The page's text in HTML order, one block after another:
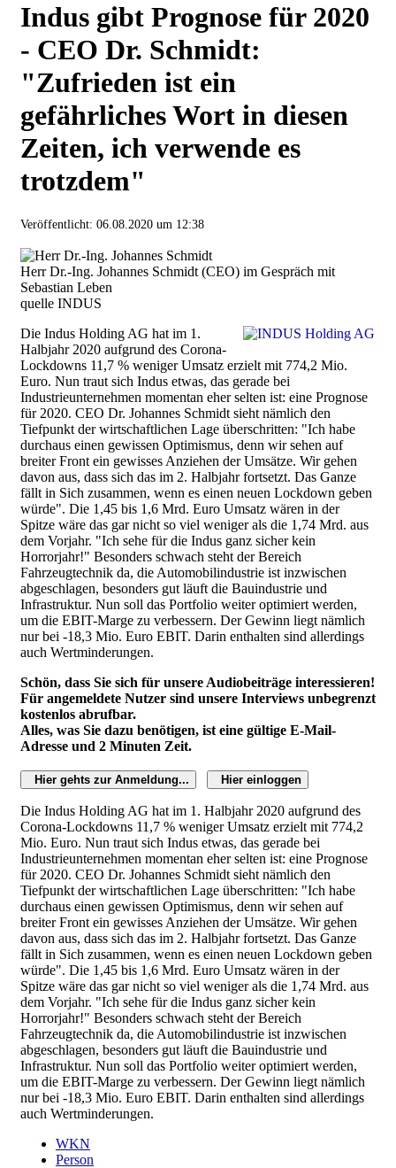
Indus gibt Prognose für 2020
- CEO Dr. Schmidt:
"Zufrieden ist ein
gefährliches Wort in diesen
Zeiten, ich verwende es
trotzdem"
Veröffentlicht: 06.08.2020 um 12:38
Herr Dr.-Ing. Johannes Schmidt (CEO) im Gespräch mit
Sebastian Leben
quelle INDUS
Die Indus Holding AG hat im 1.
Halbjahr 2020 aufgrund des Corona-
Lockdowns 11,7 % weniger Umsatz erzielt mit 774,2 Mio.
Euro. Nun traut sich Indus etwas, das gerade bei
Industrieunternehmen momentan eher selten ist: eine Prognose
für 2020. CEO Dr. Johannes Schmidt sieht nämlich den
Tiefpunkt der wirtschaftlichen Lage überschritten: "Ich habe
durchaus einen gewissen Optimismus, denn wir sehen auf
breiter Front ein gewisses Anziehen der Umsätze. Wir gehen
davon aus, dass sich das im 2. Halbjahr fortsetzt. Das Ganze
fällt in Sich zusammen, wenn es einen neuen Lockdown geben
würde". Die 1,45 bis 1,6 Mrd. Euro Umsatz wären in der
Spitze wäre das gar nicht so viel weniger als die 1,74 Mrd. aus
dem Vorjahr. "Ich sehe für die Indus ganz sicher kein
Horrorjahr!" Besonders schwach steht der Bereich
Fahrzeugtechnik da, die Automobilindustrie ist inzwischen
abgeschlagen, besonders gut läuft die Bauindustrie und
Infrastruktur. Nun soll das Portfolio weiter optimiert werden,
um die EBIT-Marge zu verbessern. Der Gewinn liegt nämlich
nur bei -18,3 Mio. Euro EBIT. Darin enthalten sind allerdings
auch Wertminderungen.
Schön, dass Sie sich für unsere Audiobeiträge interessieren!
Für angemeldete Nutzer sind unsere Interviews unbegrenzt
kostenlos abrufbar.
Alles, was Sie dazu benötigen, ist eine gültige E-Mail-
Adresse und 2 Minuten Zeit.
Hier gehts zur Anmeldung... Hier einloggen
Die Indus Holding AG hat im 1. Halbjahr 2020 aufgrund des
Corona-Lockdowns 11,7 % weniger Umsatz erzielt mit 774,2
Mio. Euro. Nun traut sich Indus etwas, das gerade bei
Industrieunternehmen momentan eher selten ist: eine Prognose
für 2020. CEO Dr. Johannes Schmidt sieht nämlich den
Tiefpunkt der wirtschaftlichen Lage überschritten: "Ich habe
durchaus einen gewissen Optimismus, denn wir sehen auf
breiter Front ein gewisses Anziehen der Umsätze. Wir gehen
davon aus, dass sich das im 2. Halbjahr fortsetzt. Das Ganze
fällt in Sich zusammen, wenn es einen neuen Lockdown geben
würde". Die 1,45 bis 1,6 Mrd. Euro Umsatz wären in der
Spitze wäre das gar nicht so viel weniger als die 1,74 Mrd. aus
dem Vorjahr. "Ich sehe für die Indus ganz sicher kein
Horrorjahr!" Besonders schwach steht der Bereich
Fahrzeugtechnik da, die Automobilindustrie ist inzwischen
abgeschlagen, besonders gut läuft die Bauindustrie und
Infrastruktur. Nun soll das Portfolio weiter optimiert werden,
um die EBIT-Marge zu verbessern. Der Gewinn liegt nämlich
nur bei -18,3 Mio. Euro EBIT. Darin enthalten sind allerdings
auch Wertminderungen.
WKN
Person